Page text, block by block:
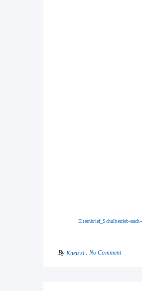
Elternbrief_Schulbetrieb-
By Kneissl No Comment